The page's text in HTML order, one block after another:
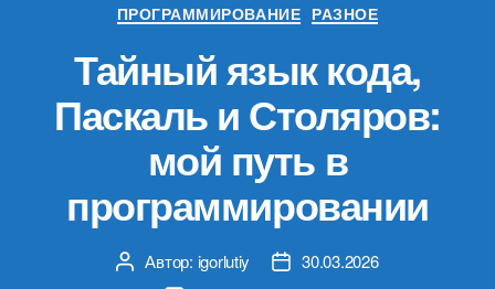
ПРОГРАММИРОВАНИЕ РАЗНОЕ
Тайный язык кода,
Паскаль и Столяров:
мой путь в
программировании
АвторАвтор: igorlutiy
Дата30.03.2026